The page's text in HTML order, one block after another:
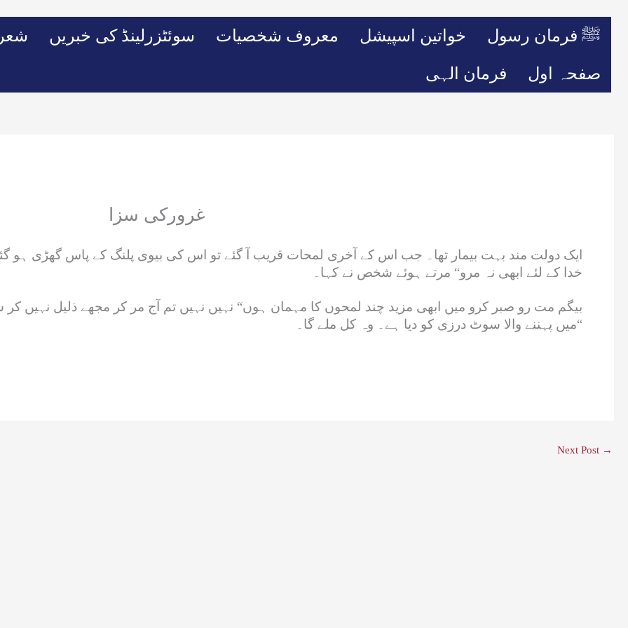
سوئٹزرلینڈ کی خبریں معروف شخصیات خواتین اسپیشل ﷺ فرمان رسول
فرمان الہی صفحہ اول
غرورکی سزا
ایک دولت مند بہت بیمار تھا۔ جب اس کے آخری لمحات قریب آ گئے تو اس کی بیوی پلنگ کے پاس گھڑی ہو
خدا کے لئے ابھی نہ مرو“ مرتے ہوئے شخص نے کہا۔
میں پہننے والا سوٹ درزی کو دیا ہے۔ وہ کل ملے گا۔“
Next Post →